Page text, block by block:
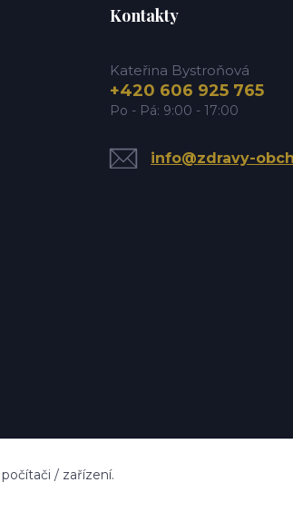
Kontakty
Kateřina Bystroňová
+420 606 925 765
Po - Pá: 9:00 - 17:00
info@zdravy-
/ zařízení.